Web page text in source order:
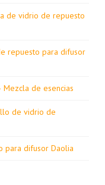
de vidrio de repuesto
repuesto para difusor
de esencias
de vidrio de
para difusor Daolia